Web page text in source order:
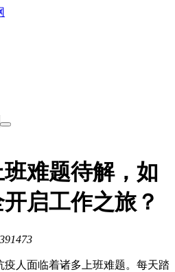
难题待解，如
启工作之旅？
1473
人面临着诸多上班难题。每天踏